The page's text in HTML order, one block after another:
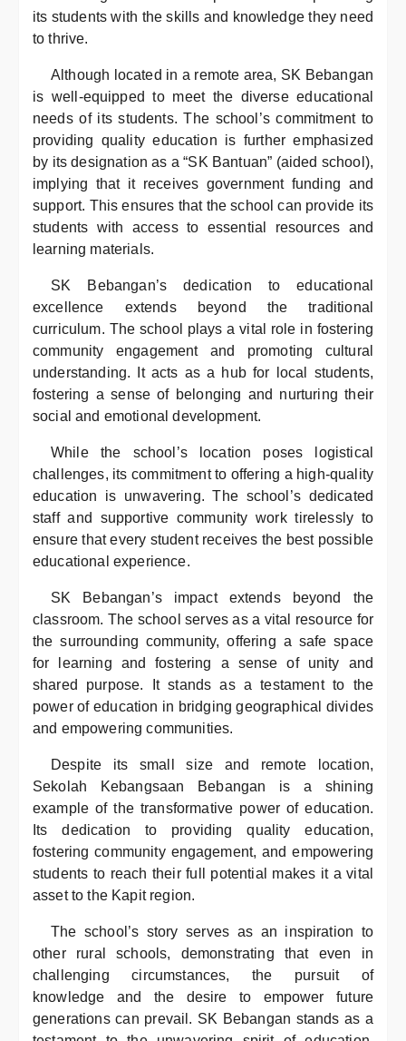
its students with the skills and knowledge they need
to thrive.
Although located in a remote area, SK Bebangan
is well-equipped to meet the diverse educational
needs of its students. The school’s commitment to
providing quality education is further emphasized
by its designation as a “SK Bantuan” (aided school),
implying that it receives government funding and
support. This ensures that the school can provide its
students with access to essential resources and
learning materials.
SK Bebangan’s dedication to educational
excellence extends beyond the traditional
curriculum. The school plays a vital role in fostering
community engagement and promoting cultural
understanding. It acts as a hub for local students,
fostering a sense of belonging and nurturing their
social and emotional development.
While the school’s location poses logistical
challenges, its commitment to offering a high-quality
education is unwavering. The school’s dedicated
staff and supportive community work tirelessly to
ensure that every student receives the best possible
educational experience.
SK Bebangan’s impact extends beyond the
classroom. The school serves as a vital resource for
the surrounding community, offering a safe space
for learning and fostering a sense of unity and
shared purpose. It stands as a testament to the
power of education in bridging geographical divides
and empowering communities.
Despite its small size and remote location,
Sekolah Kebangsaan Bebangan is a shining
example of the transformative power of education.
Its dedication to providing quality education,
fostering community engagement, and empowering
students to reach their full potential makes it a vital
asset to the Kapit region.
The school’s story serves as an inspiration to
other rural schools, demonstrating that even in
challenging circumstances, the pursuit of
knowledge and the desire to empower future
generations can prevail. SK Bebangan stands as a